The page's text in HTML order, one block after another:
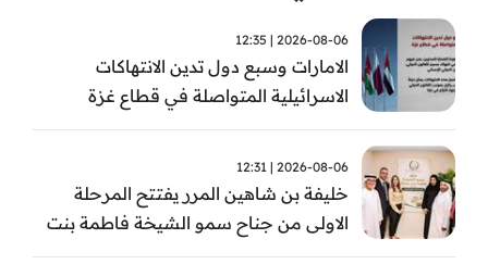
2026-08-06 | 12:35
الامارات وسبع دول تدين الانتهاكات
الاسرائيلية المتواصلة في قطاع غزة
2026-08-06 | 12:31
خليفة بن شاهين المرر يفتتح المرحلة
الاولى من جناح سمو الشيخة فاطمة بنت
مبارك للجراحة النسائية والتوليد في